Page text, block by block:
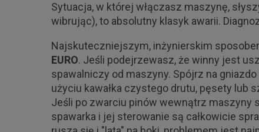
Sytuacja, w której włączasz maszynę,
wibrując), to absolutny klasyk awarii.
Najskuteczniejszym, inżynierskim
EURO. Jeśli podejrzewasz, że winny jest
spawalniczy od maszyny. Spójrz na
użyciu kawałka czystego drutu, pęsety lub
Jeśli po zwarciu pinów wewnątrz maszyny
spawarka i jej sterowanie są całkowicie